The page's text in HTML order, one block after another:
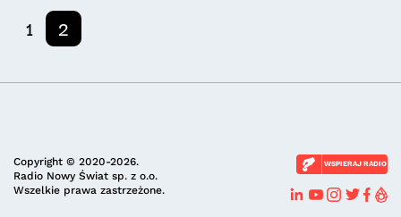
1 2
Copyright © 2020-2026.
Radio Nowy Świat sp. z o.o.
Wszelkie prawa zastrzeżone.
WSPIERAJ RADIO